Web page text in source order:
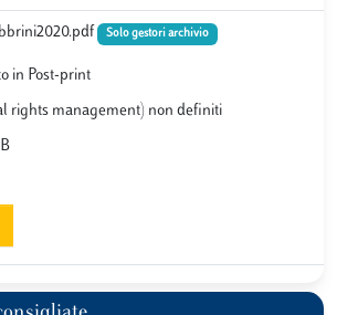
Solo gestori archivio
in Post-print
rights management) non definiti